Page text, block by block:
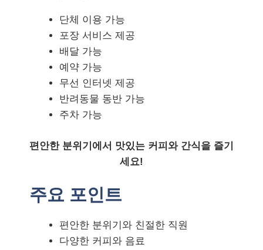
단체 이용 가능
포장 서비스 제공
배달 가능
예약 가능
무선 인터넷 제공
반려동물 동반 가능
주차 가능
편안한 분위기에서 맛있는 커피와 간식을 즐기
세요!
주요 포인트
편안한 분위기와 친절한 직원
다양한 커피와 음료